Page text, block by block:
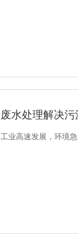
废水处理解决
工业高速发展，环境